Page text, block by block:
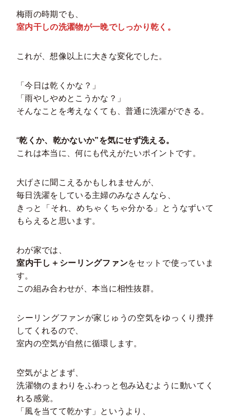
梅雨の時期でも、
室内干しの洗濯物が一晩でしっかり乾く。
これが、想像以上に大きな変化でした。
「今日は乾くかな？」
「雨やしやめとこうかな？」
そんなことを考えなくても、普通に洗濯ができる。
“乾くか、乾かないか”を気にせず洗える。
これは本当に、何にも代えがたいポイントです。
大げさに聞こえるかもしれませんが、
毎日洗濯をしている主婦のみなさんなら、
きっと「それ、めちゃくちゃ分かる」とうなずいて
もらえると思います。
わが家では、
室内干し＋シーリングファンをセットで使っていま
す。
この組み合わせが、本当に相性抜群。
シーリングファンが家じゅうの空気をゆっくり攪拌
してくれるので、
室内の空気が自然に循環します。
空気がよどまず、
洗濯物のまわりをふわっと包み込むように動いてく
れる感覚。
「風を当てて乾かす」というより、